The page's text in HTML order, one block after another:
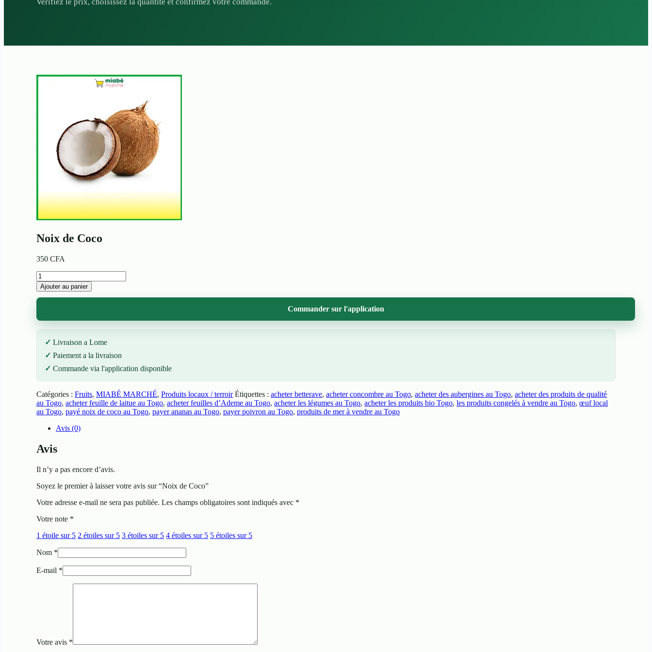
Noix de Coco
350CFA
quantité
de
Noix
de
Ajouter au panier
Commander sur l'application
Livraison a Lome
Paiement a la livraison
Commande via l'application disponible
Catégories :Fruits,MIABÉ MARCHÉ,Produits locaux / terroir Étiquettes :acheter betterave,acheter concombre au Togo,acheter des aubergines au Togo,acheter des produits de qualité
au Togo,acheter feuille de laitue au Togo,acheter feuilles d’Ademe au Togo,acheter les légumes au Togo,acheter les produits bio Togo,les produits congelés à vendre au Togo,œuf local
au Togo,payé noix de coco au Togo,payer ananas au Togo,payer poivron au Togo,produits de mer à vendre au Togo
Avis (0)
Avis
Il n’y a pas encore d’avis.
Soyez le premier à laisser votre avis sur “Noix de Coco”
Votre adresse e-mail ne sera pas publiée. Les champs obligatoires sont indiqués avec *
Votre note *
1 étoile sur 5 2 étoiles sur 5 3 étoiles sur 5 4 étoiles sur 5 5 étoiles sur 5
Nom *
E-mail *
Votre avis *